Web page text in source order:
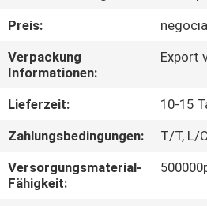
TRETEN
SIE
MIT
UNS
VERBINDUNG
Preis:
Verpackung
Informationen:
Export
Lieferzeit:
10-15
Zahlungsbedingungen:
T/T, L/
Versorgungsmaterial-
Fähigkeit: